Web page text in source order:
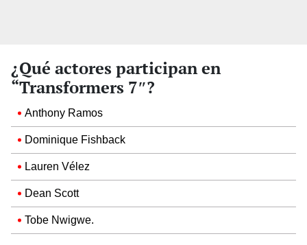
¿Qué actores participan en
“Transformers 7″?
Anthony Ramos
Dominique Fishback
Lauren Vélez
Dean Scott
Tobe Nwigwe.